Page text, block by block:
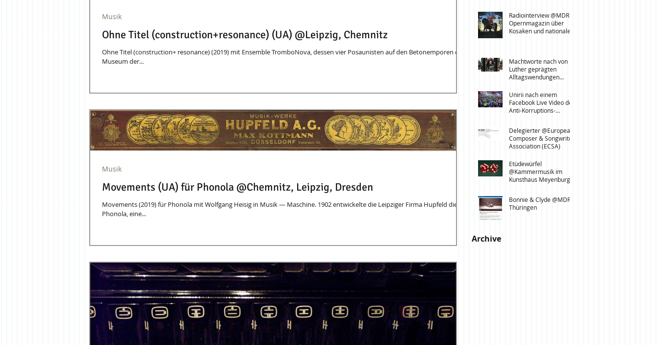
Ohne Titel (construction+resonance) (UA) @Leipzig, Chemnitz
Ohne Titel (construction+ resonance) (2019) mit Ensemble TromboNova, dessen vier Posaunisten auf den Betonemporen des
Museum der...
Musik
Movements (UA) für Phonola @Chemnitz, Leipzig, Dresden
Movements (2019) für Phonola mit Wolfgang Heisig in Musik — Maschine. 1902 entwickelte die Leipziger Firma Hupfeld die
Phonola, eine...
Musik
Radiointerview @MDR
Opernmagazin über
Kosaken und nationale
Machtworte nach von
Luther geprägten
Alltagswendungen
Dresden, Löbau
Unirii nach einem
Facebook Live Video der
Anti-Korruptions-
Delegierter @European
Composer & Songwriter
Association (ECSA)
Etüdewürfel
@Kammermusik im
Kunsthaus Meyenburg,
Bonnie & Clyde @MDR
Thüringen
Archive